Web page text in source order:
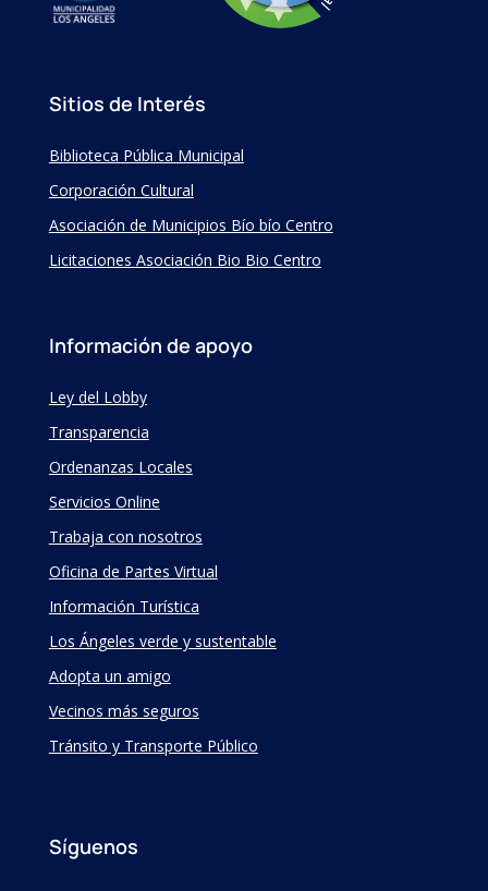
Sitios de Interés
Biblioteca Pública Municipal
Corporación Cultural
Asociación de Municipios Bío bío Centro
Licitaciones Asociación Bio Bio Centro
Información de apoyo
Ley del Lobby
Transparencia
Ordenanzas Locales
Servicios Online
Trabaja con nosotros
Oficina de Partes Virtual
Información Turística
Los Ángeles verde y sustentable
Adopta un amigo
Vecinos más seguros
Tránsito y Transporte Público
Síguenos